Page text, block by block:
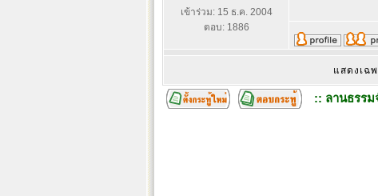
เข้าร่วม: 15 ธ.ค. 2004
ตอบ: 1886
แสดงเฉ
:: ลานธรรม